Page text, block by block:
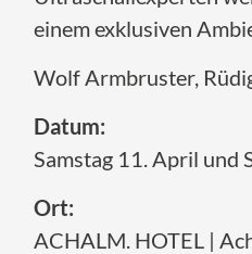
einem exklusiven
Wolf Armbruster,
Datum:
Samstag 11. April und
Ort:
ACHALM. HOTEL |